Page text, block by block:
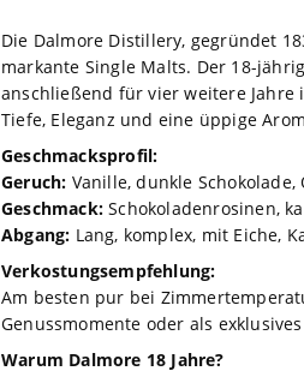
Die Dalmore Distillery, gegründet
markante Single Malts. Der 18-
anschließend für vier weitere Jahre
Tiefe, Eleganz und eine üppige
Geschmacksprofil:
Geruch: Vanille, dunkle
Geschmack: Schokoladenrosinen,
Abgang: Lang, komplex, mit Eiche,
Verkostungsempfehlung:
Am besten pur bei
Genussmomente oder als
Warum Dalmore 18 Jahre?